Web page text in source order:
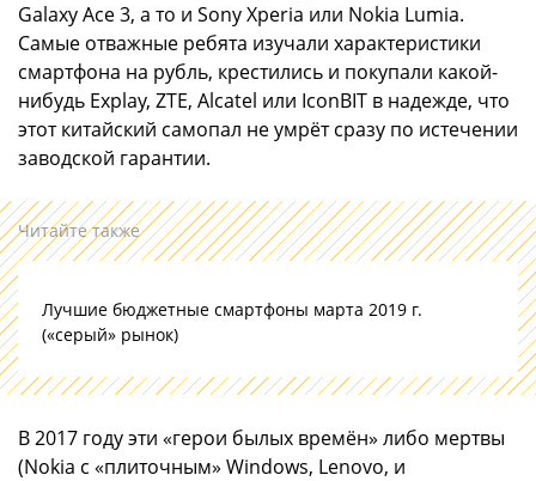
Galaxy Ace 3, а то и Sony Xperia или Nokia Lumia.
Самые отважные ребята изучали характеристики
смартфона на рубль, крестились и покупали какой-
нибудь Explay, ZTE, Alcatel или IconBIT в надежде, что
этот китайский самопал не умрёт сразу по истечении
заводской гарантии.
Читайте также
Лучшие бюджетные смартфоны марта 2019 г.
(«серый» рынок)
В 2017 году эти «герои былых времён» либо мертвы
(Nokia с «плиточным» Windows, Lenovo, и